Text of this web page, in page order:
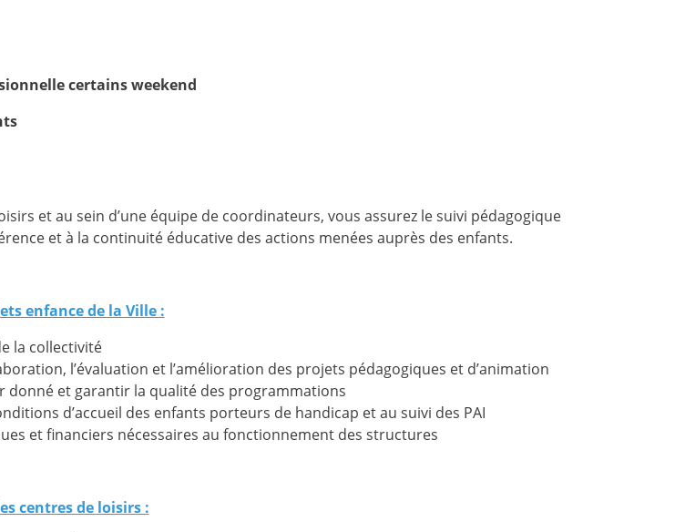
certains weekend
et au sein d’une équipe de coordinateurs, vous assurez le suivi pédagogique
et à la continuité éducative des actions menées auprès des enfants.
enfance de la Ville :
la collectivité
l’évaluation et l’amélioration des projets pédagogiques et d’animation
donné et garantir la qualité des programmations
d’accueil des enfants porteurs de handicap et au suivi des PAI
et financiers nécessaires au fonctionnement des structures
centres de loisirs :